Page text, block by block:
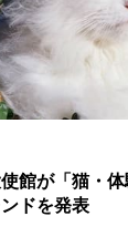
使館が「猫・
ドを発表